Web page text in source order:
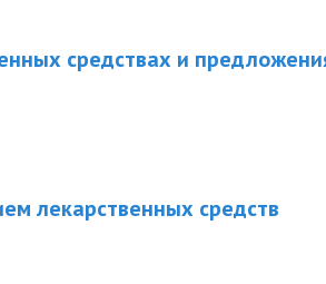
средствах и
лекарственных средств